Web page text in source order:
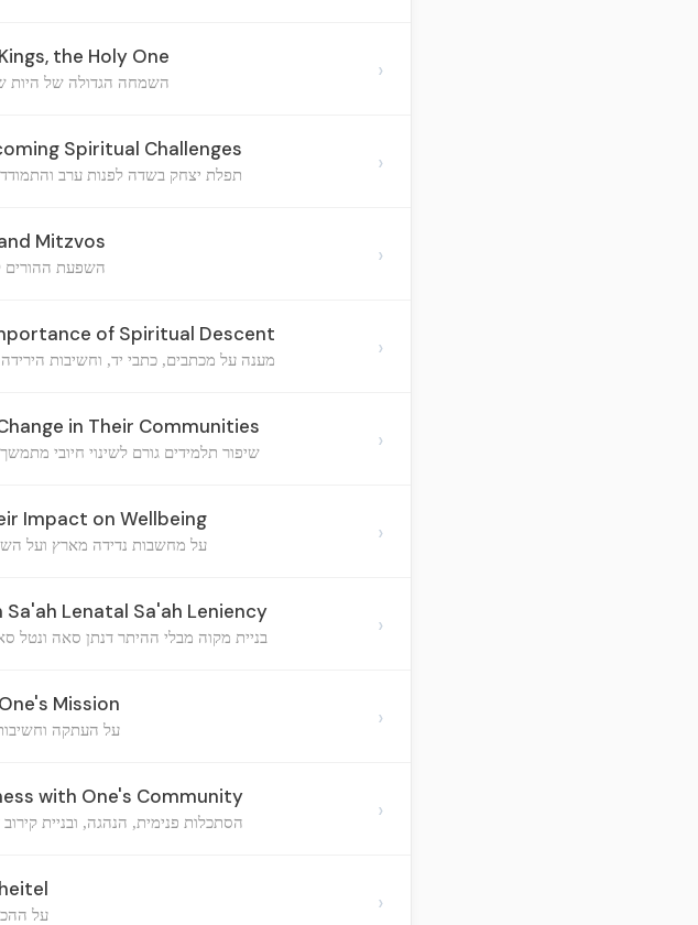
the Holy One
השמחה הגדולה של היות ›
Spiritual Challenges
תפלת יצחק בשדה לפנות ערב ›
Mitzvos
השפעת ההורים ›
of Spiritual Descent
מענה על מכתבים, כתבי יד, וחשיבות ›
in Their Communities
שיפור תלמידים גורם לשינוי חיובי ›
Impact on Wellbeing
על מחשבות נדידה מארץ ועל ›
Lenatal Sa'ah Leniency
בניית מקוה מבלי ההיתר דנתן סאה ונטל ›
Mission
על העתקה ›
with One's Community
הסתכלות פנימית, הנהגה, ובניית ›
על ›